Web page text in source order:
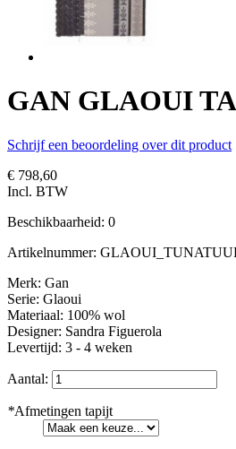
GAN GLAOUI
Schrijf een beoordeling over dit product
€ 798,60
Incl. BTW
Beschikbaarheid: 0
Artikelnummer:
Merk: Gan
Serie: Glaoui
Materiaal: 100% wol
Designer: Sandra Figuerola
Levertijd: 3 - 4 weken
Aantal:
*Afmetingen tapijt